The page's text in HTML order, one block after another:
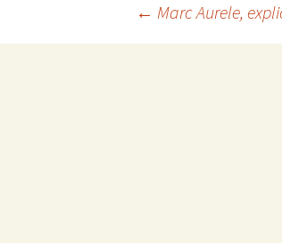
Navigation
← Marc Aurele,